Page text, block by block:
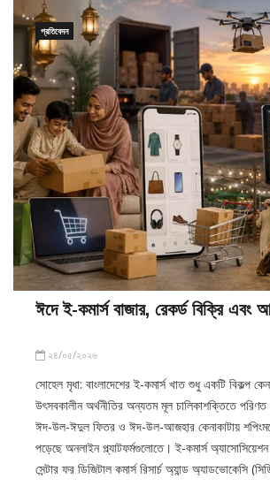
প্রতিবেদন
ঈদে ই-কমার্স বাজার, রেকর্ড বিক্রি এবং
২৪/০৫/২০২৬
সোহেল মৃধা: বাংলাদেশের ই-কমার্স খাত শুধু একটি বিকল্প
উৎসবকালীন অর্থনীতির অন্যতম মূল চালিকাশক্তিতে
ঈদ-উল-ঈদুল ফিতর ও ঈদ-উল-আজহার কেনাকাটায়
পড়েছে অনলাইন প্ল্যাটফর্মগুলোতে। ই-কমার্স
সেন্টার ফর ডিজিটাল কমার্স রিসার্চ অ্যান্ড অ্যাডভোকেসি